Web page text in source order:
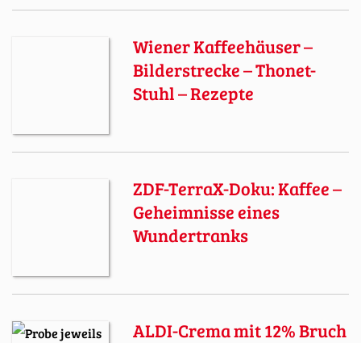
Wiener Kaffeehäuser –
Bilderstrecke – Thonet-
Stuhl – Rezepte
ZDF-TerraX-Doku: Kaffee –
Geheimnisse eines
Wundertranks
ALDI-Crema mit 12% Bruch